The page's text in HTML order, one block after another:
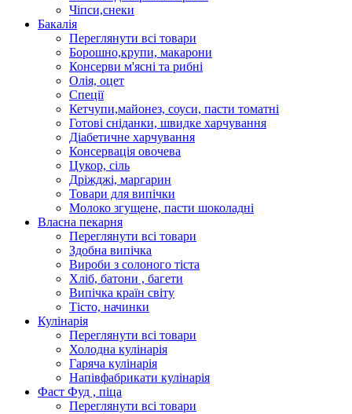
Чіпси,снеки
Бакалія
Переглянути всі товари
Борошно,крупи, макарони
Консерви м'ясні та рибні
Олія, оцет
Спеції
Кетчупи,майонез, соуси, пасти томатні
Готові сніданки, швидке харчування
Діабетичне харчування
Консервація овочева
Цукор, сіль
Дріжджі, маргарин
Товари для випічки
Молоко згущене, пасти шоколадні
Власна пекарня
Переглянути всі товари
Здобна випічка
Вироби з солоного тіста
Хліб, батони , багети
Випічка країн світу
Тісто, начинки
Кулінарія
Переглянути всі товари
Холодна кулінарія
Гаряча кулінарія
Напівфабрикати кулінарія
Фаст Фуд , піца
Переглянути всі товари